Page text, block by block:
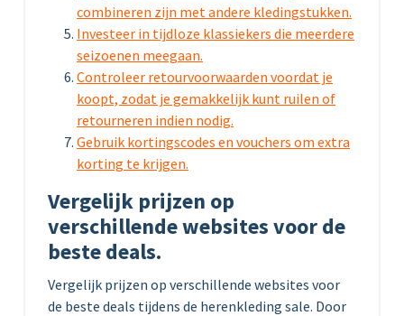
combineren zijn met andere kledingstukken.
Investeer in tijdloze klassiekers die meerdere
seizoenen meegaan.
Controleer retourvoorwaarden voordat je
koopt, zodat je gemakkelijk kunt ruilen of
retourneren indien nodig.
Gebruik kortingscodes en vouchers om extra
korting te krijgen.
Vergelijk prijzen op
verschillende websites voor de
beste deals.
Vergelijk prijzen op verschillende websites voor
de beste deals tijdens de herenkleding sale. Door